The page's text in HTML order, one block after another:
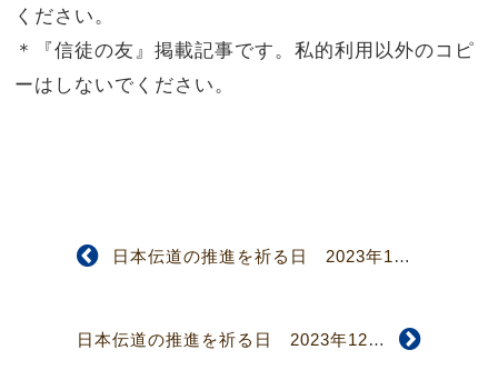
ください。
＊『信徒の友』掲載記事です。私的利用以外のコピ
ーはしないでください。
日本伝道の推進を祈る日 2023年10月号
日本伝道の推進を祈る日 2023年12月号